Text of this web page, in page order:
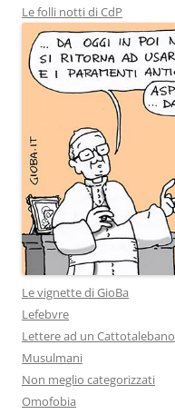
Le folli notti di CdP
Le vignette di GioBa
Lefebvre
Lettere ad un Cattotalebano
Musulmani
Non meglio categorizzati
Omofobia